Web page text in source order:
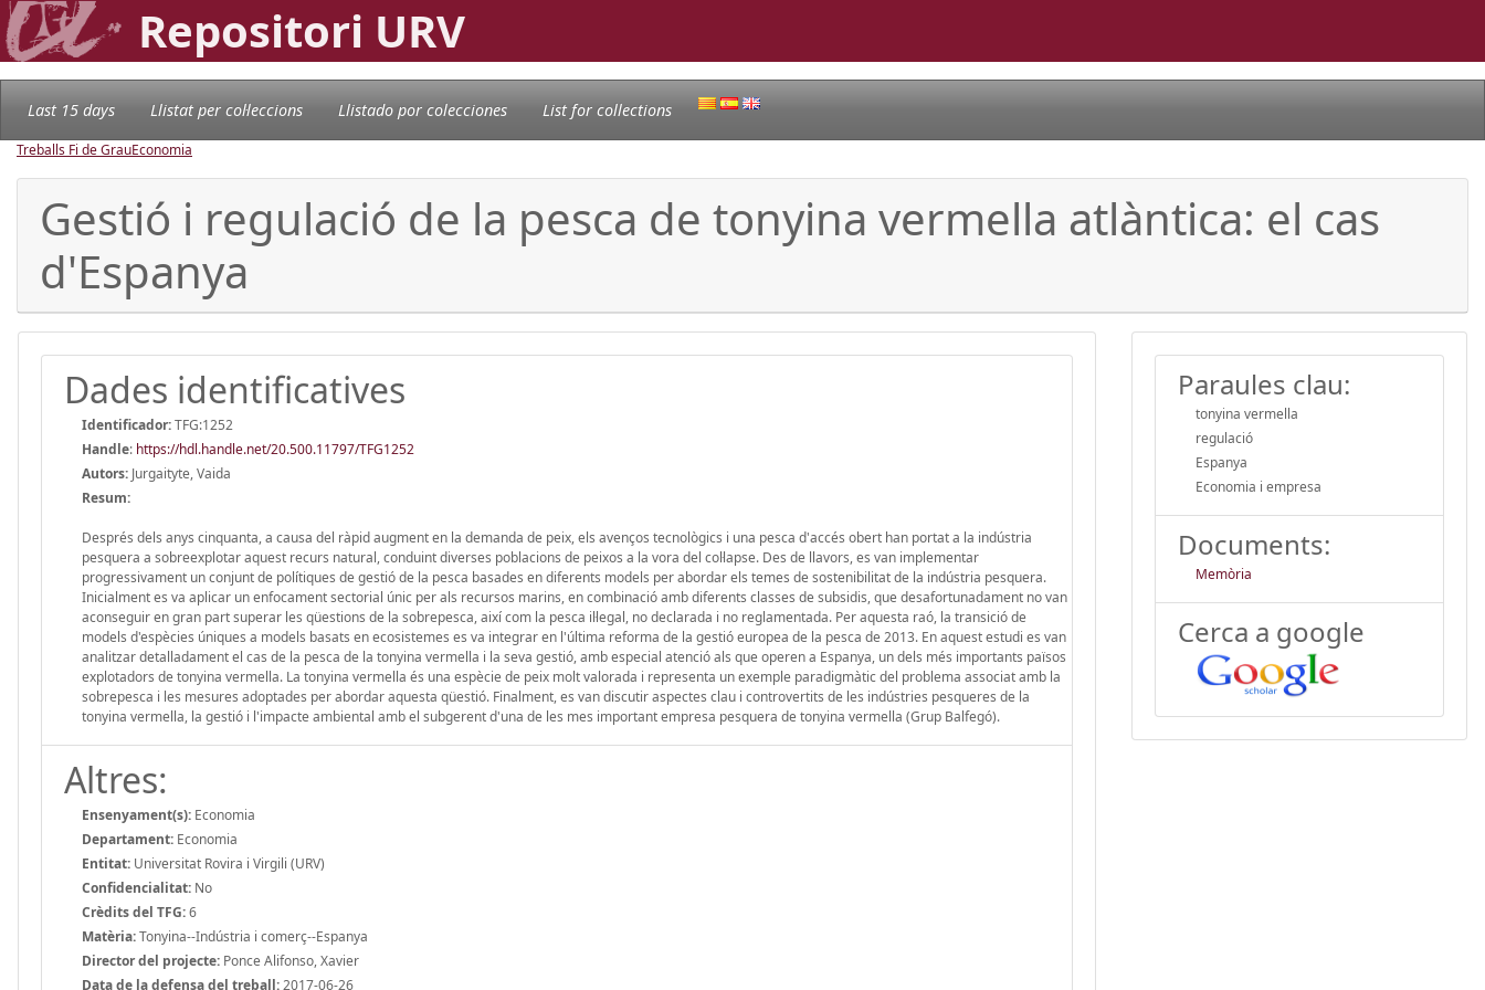
Repositori URV
Last 15 days Llistat per col·leccions Llistado por colecciones List for collections
Treballs Fi de GrauEconomia
Gestió i regulació de la pesca de tonyina vermella atlàntica: el cas
d'Espanya
Dades identificatives
Identificador:TFG:1252
Handle: https://hdl.handle.net/20.500.11797/TFG1252
Autors: Jurgaityte, Vaida
Resum:
Després dels anys cinquanta, a causa del ràpid augment en la demanda de peix, els avenços tecnològics i una pesca d'accés obert han portat a la indústria
pesquera a sobreexplotar aquest recurs natural, conduint diverses poblacions de peixos a la vora del col·lapse. Des de llavors, es van implementar
progressivament un conjunt de polítiques de gestió de la pesca basades en diferents models per abordar els temes de sostenibilitat de la indústria pesquera.
Inicialment es va aplicar un enfocament sectorial únic per als recursos marins, en combinació amb diferents classes de subsidis, que desafortunadament no van
aconseguir en gran part superar les qüestions de la sobrepesca, així com la pesca il·legal, no declarada i no reglamentada. Per aquesta raó, la transició de
models d'espècies úniques a models basats en ecosistemes es va integrar en l'última reforma de la gestió europea de la pesca de 2013. En aquest estudi es van
analitzar detalladament el cas de la pesca de la tonyina vermella i la seva gestió, amb especial atenció als que operen a Espanya, un dels més importants països
explotadors de tonyina vermella. La tonyina vermella és una espècie de peix molt valorada i representa un exemple paradigmàtic del problema associat amb la
sobrepesca i les mesures adoptades per abordar aquesta qüestió. Finalment, es van discutir aspectes clau i controvertits de les indústries pesqueres de la
tonyina vermella, la gestió i l'impacte ambiental amb el subgerent d'una de les mes important empresa pesquera de tonyina vermella (Grup Balfegó).
Altres:
Ensenyament(s): Economia
Departament: Economia
Entitat: Universitat Rovira i Virgili (URV)
Confidencialitat: No
Crèdits del TFG:6
Matèria:Tonyina--Indústria i comerç--Espanya
Director del projecte: Ponce Alifonso, Xavier
Data de la defensa del treball:2017-06-26
Paraules clau:
tonyina vermella
regulació
Espanya
Economia i empresa
Documents:
Memòria
Cerca a google